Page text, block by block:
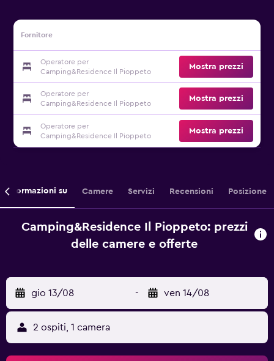
Fornitore
Operatore per
Camping&Residence Il Pioppeto
Mostra prezzi
Operatore per
Camping&Residence Il Pioppeto
Mostra prezzi
Operatore per
Camping&Residence Il Pioppeto
Mostra prezzi
Informazioni su Camere Servizi Recensioni Posizione
Camping&Residence Il Pioppeto: prezzi
delle camere e offerte
gio 13/08 - ven 14/08
2 ospiti, 1 camera